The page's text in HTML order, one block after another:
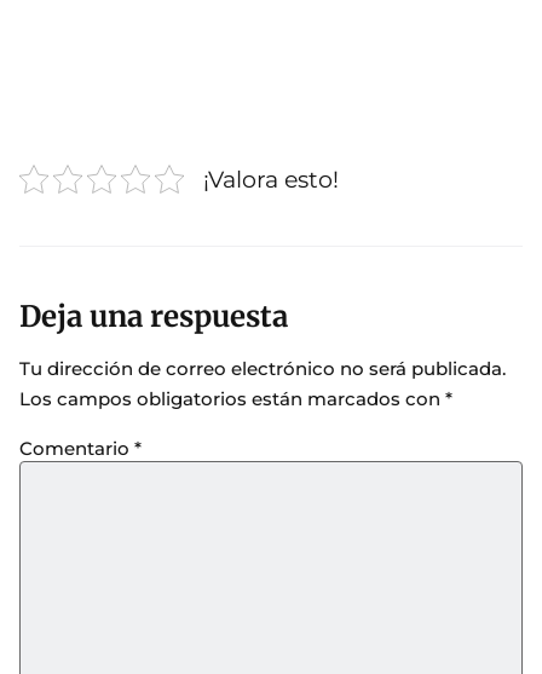
¡Valora esto!
Deja una respuesta
Tu dirección de correo electrónico no será publicada.
Los campos obligatorios están marcados con *
Comentario *